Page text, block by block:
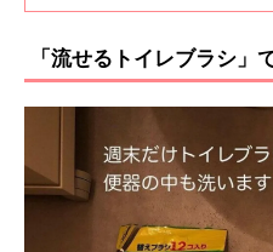
そうじをする
「流せるトイレブラシ」